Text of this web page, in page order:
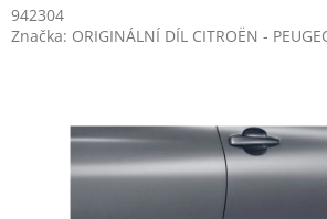
942304
Značka: ORIGINÁLNÍ DÍL CITROËN -